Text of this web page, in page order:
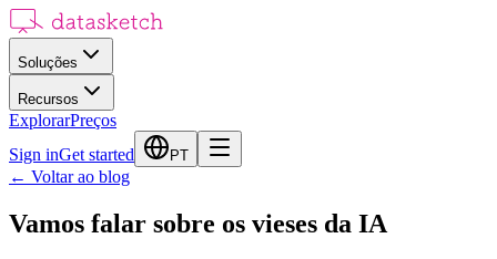
Soluções
Recursos
ExplorarPreços
Sign inGet started PT
← Voltar ao blog
Vamos falar sobre os vieses da IA